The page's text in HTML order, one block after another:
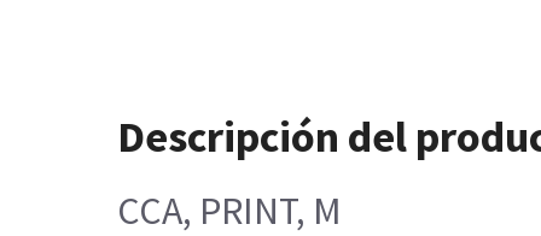
Descripción del
CCA, PRINT, M